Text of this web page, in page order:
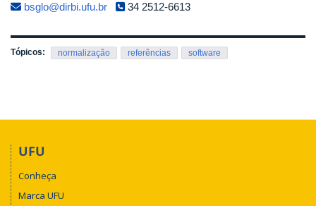
bsglo@dirbi.ufu.br
34 2512-6613
Tópicos: normalização referências software
UFU
Conheça
Marca UFU